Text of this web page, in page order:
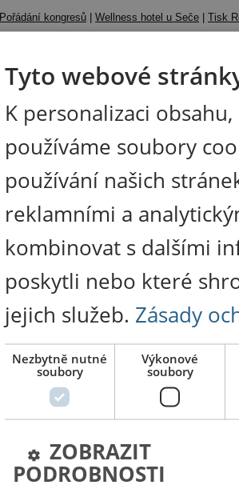
Pořádání kongresů Wellness hotel u Seče Tisk
Tyto webové
K personalizaci
používáme soubory
používání našich
reklamními a
kombinovat s dalšími
poskytli nebo které
jejich služeb. Zásady
Nezbytně nutné
soubory
Výkonové
soubory
ZOBRAZIT
PODROBNOSTI